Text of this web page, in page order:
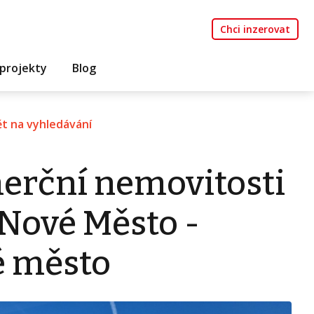
Chci inzerovat
Blog
na vyhledávání
nemovitosti
Město -
město